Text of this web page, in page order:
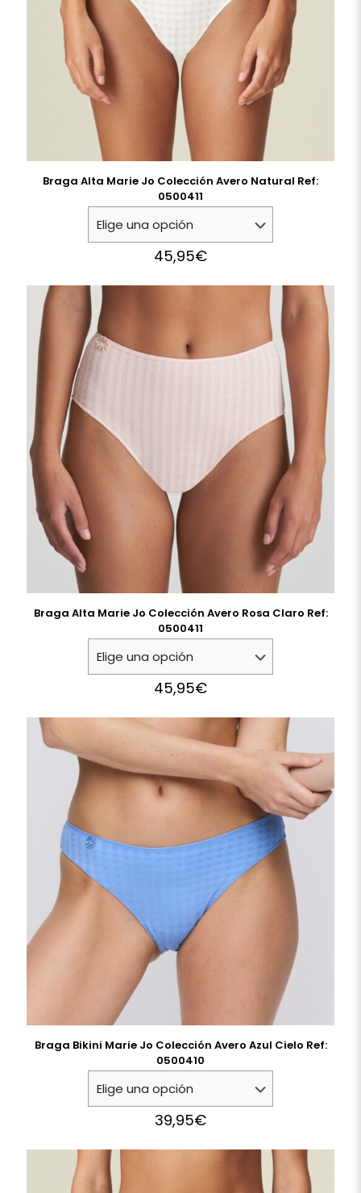
Braga Alta Marie Jo Colección Avero Natural Ref:
0500411
45,95€
Braga Alta Marie Jo Colección Avero Rosa Claro Ref:
0500411
45,95€
Braga Bikini Marie Jo Colección Avero Azul Cielo Ref:
0500410
39,95€